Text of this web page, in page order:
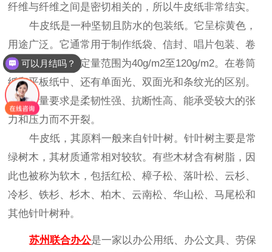
纤维与纤维之间是密切相关的，所以牛皮纸非常结实。
牛皮纸是一种坚韧且防水的包装纸。它呈棕黄色，
用途广泛。它通常用于制作纸袋、信封、唱片包装、卷
宗和砂纸等等。定量范围为40g/m2至120g/m2。在卷筒
纸和平板纸中、还有单面光、双面光和条纹光的区别。
主要质量要求是柔韧性强、抗断性高、能承受较大的张
力和压力而不开裂。
牛皮纸，其原料一般来自针叶树。针叶树主要是常
绿树木，其材质通常相对较软。有些木材含有树脂，因
此也被称为软木，包括红松、樟子松、落叶松、云杉、
冷杉、铁杉、杉木、柏木、云南松、华山松、马尾松和
其他针叶树种。
苏州联合办公是一家以办公用纸、办公文具、劳保
可以月结吗？